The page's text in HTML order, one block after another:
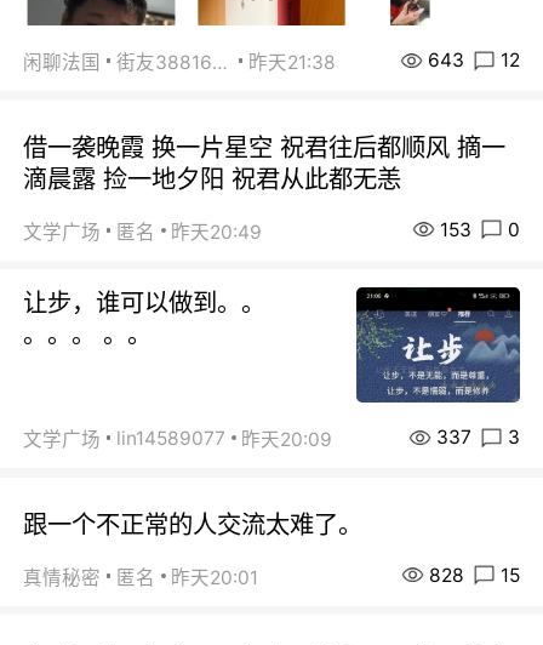
闲聊法国 街友38816967 昨天21:38 643 12
借一袭晚霞 换一片星空 祝君往后都顺风 摘一
滴晨露 捡一地夕阳 祝君从此都无恙
文学广场 匿名 昨天20:49 153 0
让步，谁可以做到。。
。。。 。。
文学广场 lin14589077 昨天20:09 337 3
跟一个不正常的人交流太难了。
真情秘密 匿名 昨天20:01 828 15